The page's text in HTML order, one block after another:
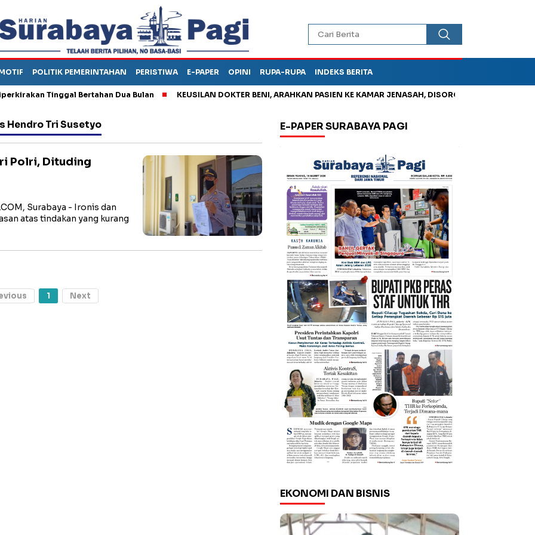
POLITIK PEMERINTAHAN PERISTIWA E-PAPER OPINI RUPA-RUPA INDEKS BERITA
Tinggal Bertahan Dua Bulan KEUSILAN DOKTER BENI, ARAHKAN PASIEN KE KAMAR JENASAH, DISOROT
Hendro Tri Susetyo
Polri, Dituding
Surabaya - Ironis dan
atas tindakan yang kurang
1 Next
E-PAPER SURABAYA PAGI
EKONOMI DAN BISNIS